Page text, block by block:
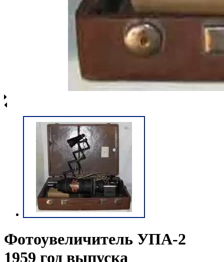
Фотоувеличитель УПА-2
1959 год выпуска